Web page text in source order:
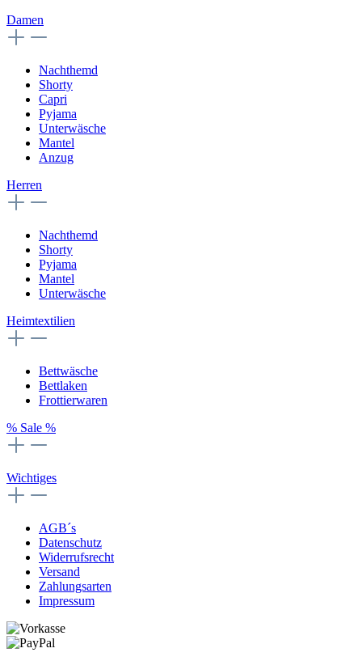
Damen
Nachthemd
Shorty
Capri
Pyjama
Unterwäsche
Mantel
Anzug
Herren
Nachthemd
Shorty
Pyjama
Mantel
Unterwäsche
Heimtextilien
Bettwäsche
Bettlaken
Frottierwaren
% Sale %
Wichtiges
AGB´s
Datenschutz
Widerrufsrecht
Versand
Zahlungsarten
Impressum